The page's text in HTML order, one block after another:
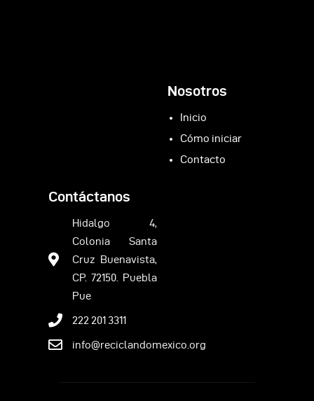
Nosotros
Inicio
Cómo iniciar
Contacto
Contáctanos
Hidalgo 4,
Colonia Santa
Cruz Buenavista,
CP. 72150. Puebla
Pue
222 201 3311
info@reciclandomexico.org